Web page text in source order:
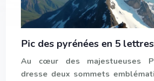
Pic des pyrénées en 5 lettres
Au cœur des majestueuses
dresse deux sommets